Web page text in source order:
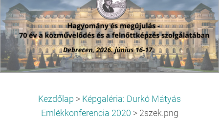
Kezdőlap > Képgaléria: Durkó Mátyás
Emlékkonferencia 2020 > 2szek.png